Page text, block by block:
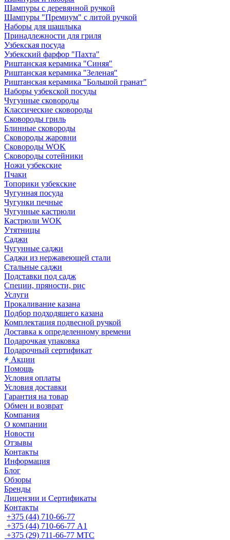
Шампуры с деревянной ручкой
Шампуры "Премиум" с литой ручкой
Наборы для шашлыка
Принадлежности для гриля
Узбекская посуда
Узбекский фарфор "Пахта"
Риштанская керамика "Синяя"
Риштанская керамика "Зеленая"
Риштанская керамика "Большой гранат"
Наборы узбекской посуды
Чугунные сковороды
Классические сковороды
Сковороды гриль
Блинные сковороды
Сковороды жаровни
Сковороды WOK
Сковороды сотейники
Ножи узбекские
Пчаки
Топорики узбекские
Чугунная посуда
Чугунки печные
Чугунные кастрюли
Кастрюли WOK
Утятницы
Саджи
Чугунные саджи
Саджи из нержавеющей стали
Стальные саджи
Подставки под садж
Специи, пряности, рис
Услуги
Прокаливание казана
Подбор подходящего казана
Комплектация подвесной ручкой
Доставка к определенному времени
Подарочкая упаковка
Подарочный сертификат
Акции
Помощь
Условия оплаты
Условия доставки
Гарантия на товар
Обмен и возврат
Компания
О компании
Новости
Отзывы
Контакты
Информация
Блог
Обзоры
Бренды
Лицензии и Сертификаты
Контакты
+375 (44) 710-66-77
+375 (44) 710-66-77 А1
+375 (29) 711-66-77 МТС